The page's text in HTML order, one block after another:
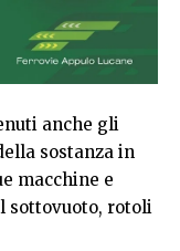
anche gli
sostanza in
macchine e
sottovuoto, rotoli